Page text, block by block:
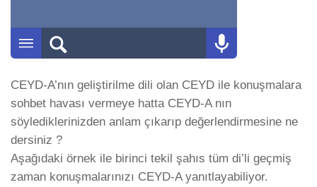
CEYD-A’nın geliştirilme dili olan CEYD ile konuşmalara
sohbet havası vermeye hatta CEYD-A nın
söylediklerinizden anlam çıkarıp değerlendirmesine ne
dersiniz ?
Aşağıdaki örnek ile birinci tekil şahıs tüm di’li geçmiş
zaman konuşmalarınızı CEYD-A yanıtlayabiliyor.